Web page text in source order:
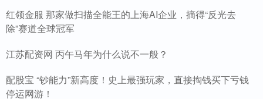
红领金服 那家做扫描全能王的上海AI企业，摘得“反光去
除”赛道全球冠军
江苏配资网 丙午马年为什么说不一般？
配股宝 “钞能力”新高度！史上最强玩家，直接掏钱买下亏钱
停运网游！